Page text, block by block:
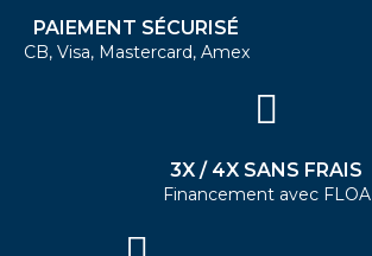
PAIEMENT SÉCURISÉ
CB, Visa, Mastercard, Amex
3X / 4X SANS FRAIS
Financement avec FLOA